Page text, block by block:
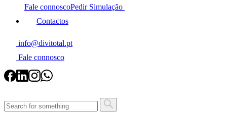
Fale connoscoPedir Simulação
Contactos
info@divitotal.pt
Fale connosco